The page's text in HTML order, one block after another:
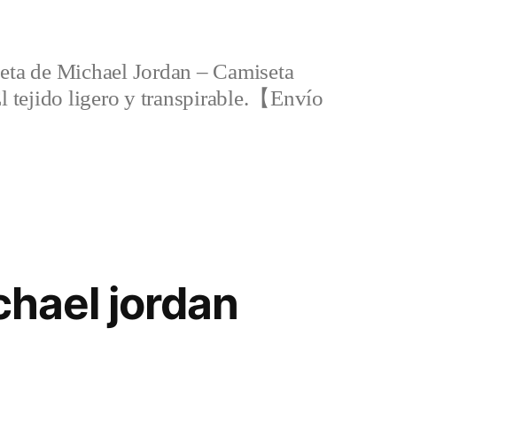
de Michael Jordan – Camiseta
tejido ligero y transpirable.【Envío
jordan